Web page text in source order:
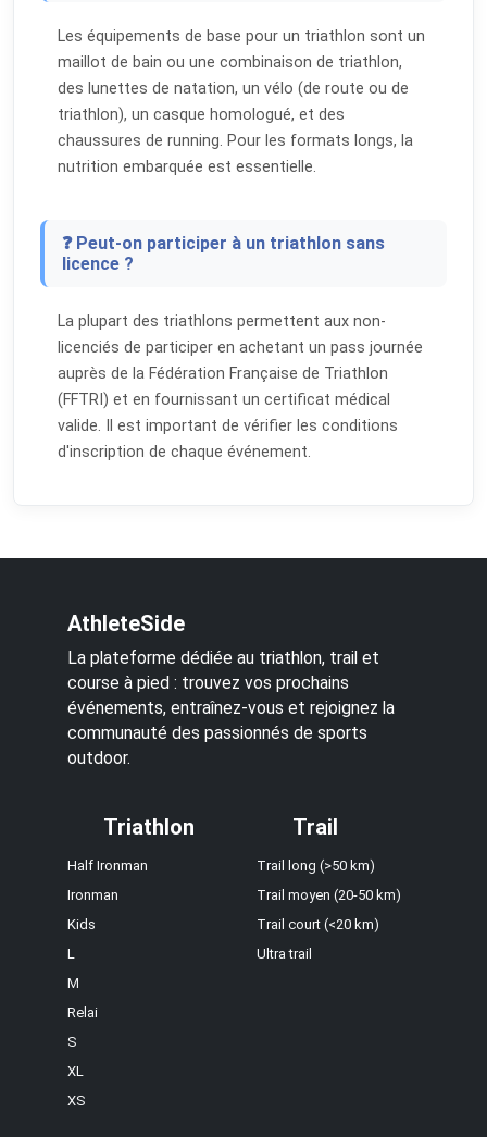
Les équipements de base pour un triathlon sont un
maillot de bain ou une combinaison de triathlon,
des lunettes de natation, un vélo (de route ou de
triathlon), un casque homologué, et des
chaussures de running. Pour les formats longs, la
nutrition embarquée est essentielle.
❓ Peut-on participer à un triathlon sans
licence ?
La plupart des triathlons permettent aux non-
licenciés de participer en achetant un pass journée
auprès de la Fédération Française de Triathlon
(FFTRI) et en fournissant un certificat médical
valide. Il est important de vérifier les conditions
d'inscription de chaque événement.
AthleteSide
La plateforme dédiée au triathlon, trail et
course à pied : trouvez vos prochains
événements, entraînez-vous et rejoignez la
communauté des passionnés de sports
outdoor.
Triathlon
Half Ironman
Ironman
Kids
L
M
Relai
S
XL
XS
Trail
Trail long (>50 km)
Trail moyen (20-50 km)
Trail court (<20 km)
Ultra trail